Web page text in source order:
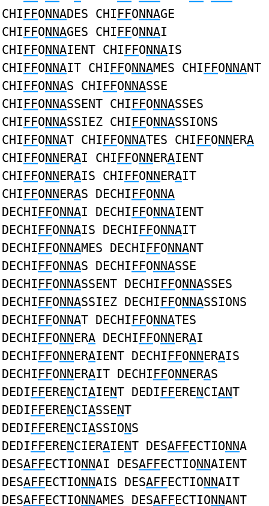
CHIFFONNADES CHIFFONNAGE
CHIFFONNAGES CHIFFONNAI
CHIFFONNAIENT CHIFFONNAIS
CHIFFONNAIT CHIFFONNAMES CHIFFONNANT
CHIFFONNAS CHIFFONNASSE
CHIFFONNASSENT CHIFFONNASSES
CHIFFONNASSIEZ CHIFFONNASSIONS
CHIFFONNAT CHIFFONNATES CHIFFONNERA
CHIFFONNERAI CHIFFONNERAIENT
CHIFFONNERAIS CHIFFONNERAIT
CHIFFONNERAS DECHIFFONNA
DECHIFFONNAI DECHIFFONNAIENT
DECHIFFONNAIS DECHIFFONNAIT
DECHIFFONNAMES DECHIFFONNANT
DECHIFFONNAS DECHIFFONNASSE
DECHIFFONNASSENT DECHIFFONNASSES
DECHIFFONNASSIEZ DECHIFFONNASSIONS
DECHIFFONNAT DECHIFFONNATES
DECHIFFONNERA DECHIFFONNERAI
DECHIFFONNERAIENT DECHIFFONNERAIS
DECHIFFONNERAIT DECHIFFONNERAS
DEDIFFERENCIAIENT DEDIFFERENCIANT
DEDIFFERENCIASSENT
DEDIFFERENCIASSIONS
DEDIFFERENCIERAIENT DESAFFECTIONNA
DESAFFECTIONNAI DESAFFECTIONNAIENT
DESAFFECTIONNAIS DESAFFECTIONNAIT
DESAFFECTIONNAMES DESAFFECTIONNANT